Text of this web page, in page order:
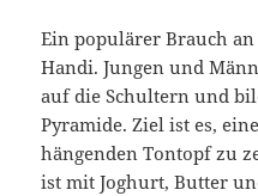
Ein populärer Brauch
Handi. Jungen und
auf die Schultern und
Pyramide. Ziel ist es,
hängenden Tontopf zu
ist mit Joghurt, Butter